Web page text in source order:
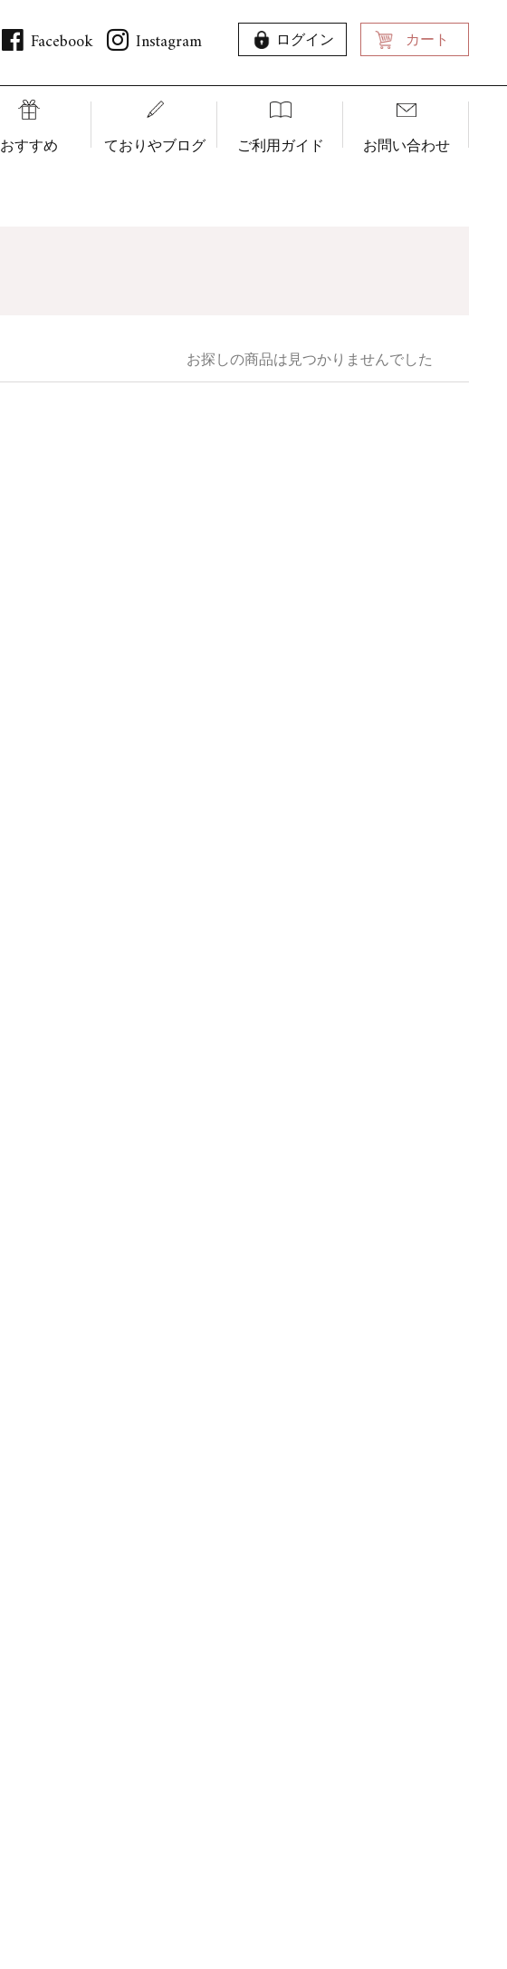
Facebook Instagram ログイン カート
おすすめ ておりやブログ ご利用ガイド お問い合わせ
お探しの商品は見つかりませんでした